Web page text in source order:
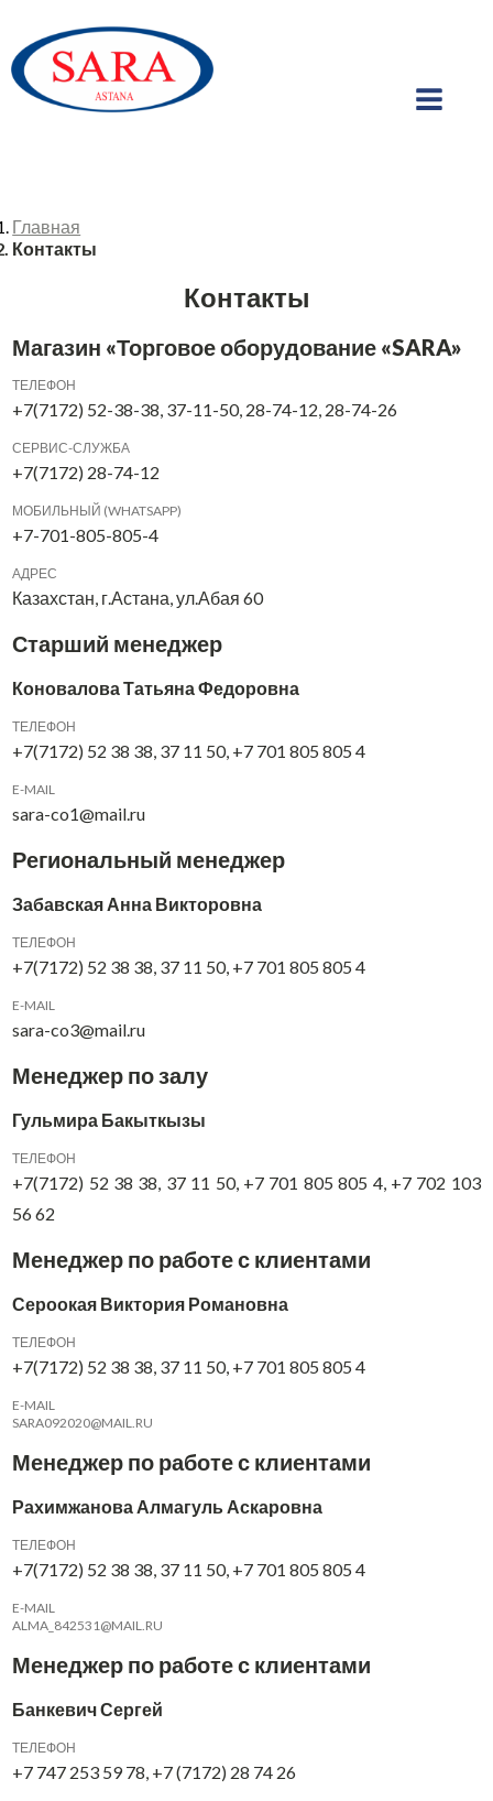
Главная
Контакты
Контакты
Магазин «Торговое оборудование «SARA»
ТЕЛЕФОН
+7(7172) 52-38-38, 37-11-50, 28-74-12, 28-74-26
СЕРВИС-СЛУЖБА
+7(7172) 28-74-12
МОБИЛЬНЫЙ (WHATSAPP)
+7-701-805-805-4
АДРЕС
Казахстан, г.Астана, ул.Абая 60
Старший менеджер
Коновалова Татьяна Федоровна
ТЕЛЕФОН
+7(7172) 52 38 38, 37 11 50, +7 701 805 805 4
E-MAIL
sara-co1@mail.ru
Региональный менеджер
Забавская Анна Викторовна
ТЕЛЕФОН
+7(7172) 52 38 38, 37 11 50, +7 701 805 805 4
E-MAIL
sara-co3@mail.ru
Менеджер по залу
Гульмира Бакыткызы
ТЕЛЕФОН
+7(7172) 52 38 38, 37 11 50, +7 701 805 805 4, +7 702 103
56 62
Менеджер по работе с клиентами
Сероокая Виктория Романовна
ТЕЛЕФОН
+7(7172) 52 38 38, 37 11 50, +7 701 805 805 4
E-MAIL
SARA092020@MAIL.RU
Менеджер по работе с клиентами
Рахимжанова Алмагуль Аскаровна
ТЕЛЕФОН
+7(7172) 52 38 38, 37 11 50, +7 701 805 805 4
E-MAIL
ALMA_842531@MAIL.RU
Менеджер по работе с клиентами
Банкевич Сергей
ТЕЛЕФОН
+7 747 253 59 78, +7 (7172) 28 74 26